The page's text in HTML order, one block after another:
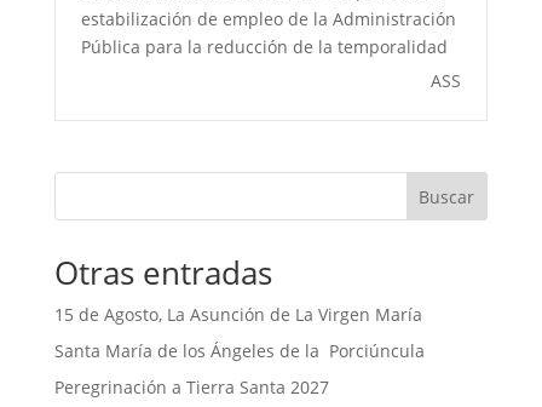
estabilización de empleo de la Administración
Pública para la reducción de la temporalidad
ASS
Buscar
Otras entradas
15 de Agosto, La Asunción de La Virgen María
Santa María de los Ángeles de la Porciúncula
Peregrinación a Tierra Santa 2027